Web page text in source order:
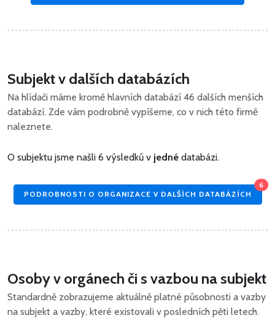
Subjekt v dalších databázích
Na hlídači máme kromě hlavních databází 46 dalších menších
databází. Zde vám podrobně vypíšeme, co v nich této firmě
naleznete.
O subjektu jsme našli 6 výsledků v jedné databázi.
PODROBNOSTI O ORGANIZACE V DALŠÍCH DATABÁZÍCH
6
Osoby v orgánech či s vazbou na subjekt
Standardně zobrazujeme aktuálně platné působnosti a vazby
na subjekt a vazby, které existovali v posledních pěti letech.